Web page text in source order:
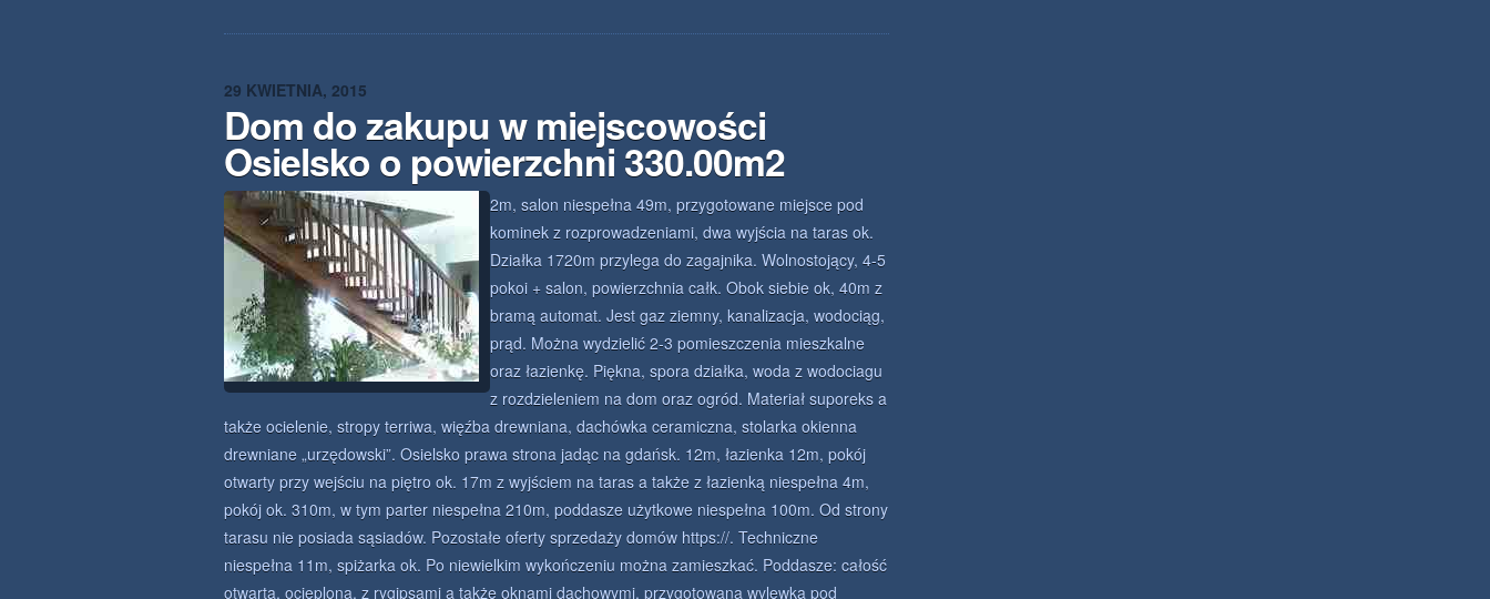
29 KWIETNIA, 2015
Dom do zakupu w miejscowości
Osielsko o powierzchni 330.00m2
2m, salon niespełna 49m, przygotowane miejsce pod
kominek z rozprowadzeniami, dwa wyjścia na taras ok.
Działka 1720m przylega do zagajnika. Wolnostojący, 4-5
pokoi + salon, powierzchnia całk. Obok siebie ok, 40m z
bramą automat. Jest gaz ziemny, kanalizacja, wodociąg,
prąd. Można wydzielić 2-3 pomieszczenia mieszkalne
oraz łazienkę. Piękna, spora działka, woda z wodociagu
z rozdzieleniem na dom oraz ogród. Materiał suporeks a
także ocielenie, stropy terriwa, więźba drewniana, dachówka ceramiczna, stolarka okienna
drewniane „urzędowski”. Osielsko prawa strona jadąc na gdańsk. 12m, łazienka 12m, pokój
otwarty przy wejściu na piętro ok. 17m z wyjściem na taras a także z łazienką niespełna 4m,
pokój ok. 310m, w tym parter niespełna 210m, poddasze użytkowe niespełna 100m. Od strony
tarasu nie posiada sąsiadów. Pozostałe oferty sprzedaży domów https://. Techniczne
niespełna 11m, spiżarka ok. Po niewielkim wykończeniu można zamieszkać. Poddasze: całość
otwarta, ocieplona, z rygipsami a także oknami dachowymi, przygotowana wylewka pod